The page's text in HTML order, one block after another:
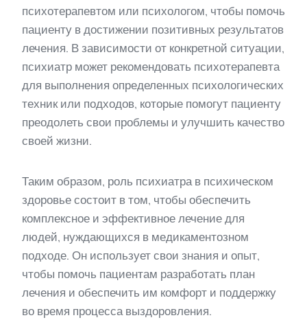
психотерапевтом или психологом, чтобы помочь
пациенту в достижении позитивных результатов
лечения. В зависимости от конкретной ситуации,
психиатр может рекомендовать психотерапевта
для выполнения определенных психологических
техник или подходов, которые помогут пациенту
преодолеть свои проблемы и улучшить качество
своей жизни.
Таким образом, роль психиатра в психическом
здоровье состоит в том, чтобы обеспечить
комплексное и эффективное лечение для
людей, нуждающихся в медикаментозном
подходе. Он использует свои знания и опыт,
чтобы помочь пациентам разработать план
лечения и обеспечить им комфорт и поддержку
во время процесса выздоровления.